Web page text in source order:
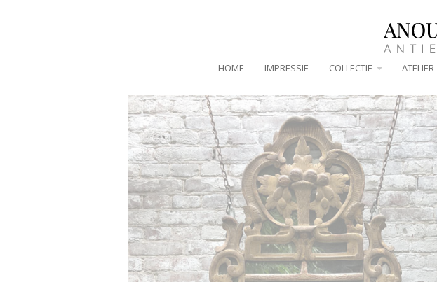
HOME IMPRESSIE COLLECTIE ATELIER